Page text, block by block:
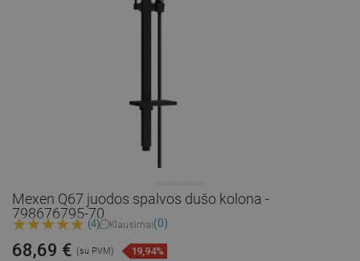
Mexen Q67 juodos spalvos dušo kolona -
798676795-70
(4) Klausimai(0)
68,69 € (su PVM) 19,94%